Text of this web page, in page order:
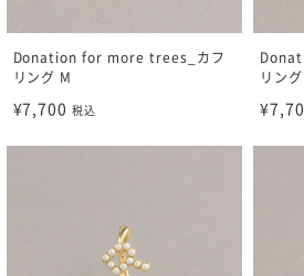
Donation for more trees_カフ
リング M
¥7,700税込
リン